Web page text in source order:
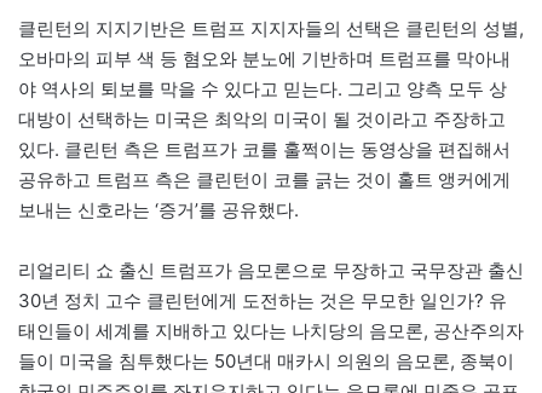
클린턴의 지지기반은 트럼프 지지자들의 선택은 클린턴의 성별,
오바마의 피부 색 등 혐오와 분노에 기반하며 트럼프를 막아내
야 역사의 퇴보를 막을 수 있다고 믿는다. 그리고 양측 모두 상
대방이 선택하는 미국은 최악의 미국이 될 것이라고 주장하고
있다. 클린턴 측은 트럼프가 코를 훌쩍이는 동영상을 편집해서
공유하고 트럼프 측은 클린턴이 코를 긁는 것이 홀트 앵커에게
보내는 신호라는 ‘증거’를 공유했다.
리얼리티 쇼 출신 트럼프가 음모론으로 무장하고 국무장관 출신
30년 정치 고수 클린턴에게 도전하는 것은 무모한 일인가? 유
태인들이 세계를 지배하고 있다는 나치당의 음모론, 공산주의자
들이 미국을 침투했다는 50년대 매카시 의원의 음모론, 종북이